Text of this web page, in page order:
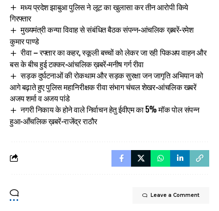
मध्य प्रदेश झाबुआ पुलिस ने लूट का खुलासा कर तीन आरोपी किये
गिरफ्तार
मुख्यमंत्री कन्या विवाह से संबंधित बैठक संपन्न-आंचलिक ख़बरें-रमेश
कुमार पाण्डे
रीवा – रफ्तार का कहर, स्कूली बच्चों को लेकर जा रही पिकअप वाहन और
बस के बीच हुई टक्कर-आंचलिक ख़बरें-मनीष गर्ग रीवा
सड़क दुर्घटनाओं की रोकथाम और सड़क सुरक्षा जन जागृति अभियान को
आगे बढ़ाते हुए पुलिस महानिरीक्षक रीवा संभाग चंचल शेखर-आंचलिक खबरें
अजय शर्मा व अजय पांडे
नगरी निकाय के होने वाले निर्वाचन हेतु ईवीएम का 5% मॉक पोल संपन्न
हुआ-आँचलिक ख़बरें-राजेंद्र राठौर
Leave a Comment